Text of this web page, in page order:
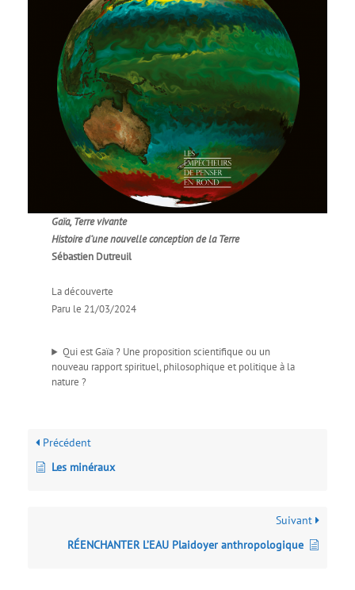
Gaïa, Terre vivante
Histoire d’une nouvelle conception de la Terre
Sébastien Dutreuil
La découverte
Paru le 21/03/2024
Qui est Gaïa ? Une proposition scientifique ou un
nouveau rapport spirituel, philosophique et politique à la
nature ?
Précédent
Les minéraux
Suivant
RÉENCHANTER L’EAU Plaidoyer anthropologique